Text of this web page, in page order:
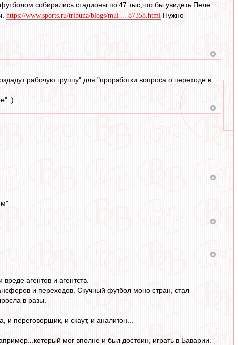
собирались стадионы по 47 тыс,что бы увидеть Пеле.
https://www.sports.ru/tribuna/blogs/mul ... 87358.html Нужно
рабочую группу" для "проработки вопроса о переходе в
:)
агентов и агентств.
и переходов. Скучный футбол моно стран, стал
в разы.
и переговорщик, и скаут, и аналитон...
мог вполне и был достоин, играть в Баварии.